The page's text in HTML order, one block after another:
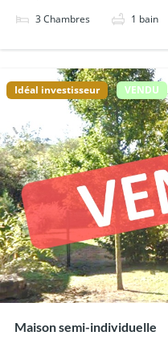
3 Chambres 1 bain
Idéal investisseur VENDU
Maison semi-individuelle